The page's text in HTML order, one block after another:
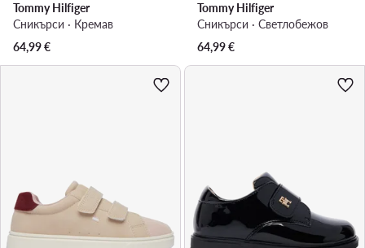
Tommy Hilfiger
Сникърси · Кремав
64,99€
Tommy Hilfiger
Сникърси · Светлобежов
64,99€